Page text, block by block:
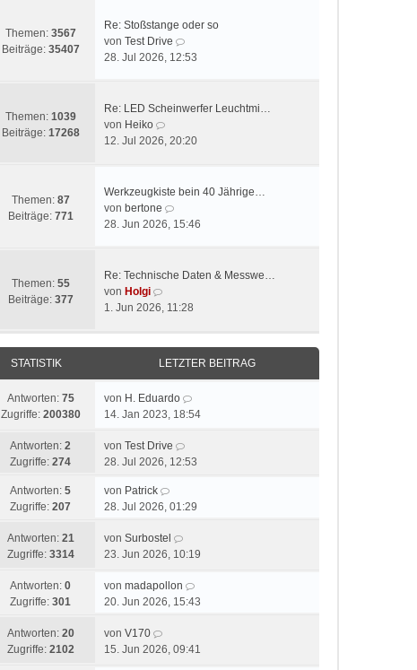
Themen: 3567
Beiträge: 35407
Re: Stoßstange oder so
von Test Drive
e
s
e
e
28. Jul 2026, 12:53
Themen: 1039
Beiträge: 17268
Re: LED Scheinwerfer Leuchtmi…
von Heiko
e
s
t
e
e
t
a
g
12. Jul 2026, 20:20
Themen: 87
Beiträge: 771
Werkzeugkiste bein 40 Jährige…
von bertone
e
s
e
B
i
r
a
28. Jun 2026, 15:46
Themen: 55
Beiträge: 377
Re: Technische Daten & Messwe…
von Holgi
e
r
B
i
t
1. Jun 2026, 11:28
STATISTIK LETZTER BEITRAG
Antworten: 75
Zugriffe: 200380
von H. Eduardo
14. Jan 2023, 18:54
Antworten: 2
Zugriffe: 274
von Test Drive
28. Jul 2026, 12:53
Antworten: 5
Zugriffe: 207
von Patrick
28. Jul 2026, 01:29
Antworten: 21
Zugriffe: 3314
von Surbostel
23. Jun 2026, 10:19
Antworten: 0
Zugriffe: 301
von madapollon
20. Jun 2026, 15:43
Antworten: 20
Zugriffe: 2102
von V170
15. Jun 2026, 09:41